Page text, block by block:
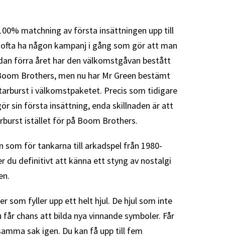
matchning av första insättningen upp till
ha någon kampanj i gång som gör att man
förra året har den välkomstgåvan bestått
Brothers, men nu har Mr Green bestämt
i välkomstpaketet. Precis som tidigare
sin första insättning, enda skillnaden är att
istället för på Boom Brothers.
som för tankarna till arkadspel från 1980-
du definitivt att känna ett styng av nostalgi
som fyller upp ett helt hjul. De hjul som inte
chans att bilda nya vinnande symboler. Får
sak igen. Du kan få upp till fem